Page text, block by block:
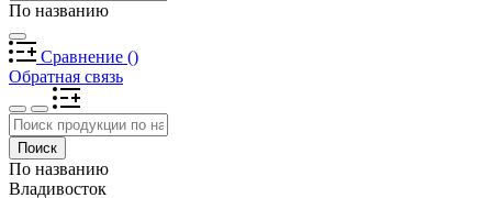
По названию
Сравнение ()
Обратная связь
Поиск
По названию
Владивосток